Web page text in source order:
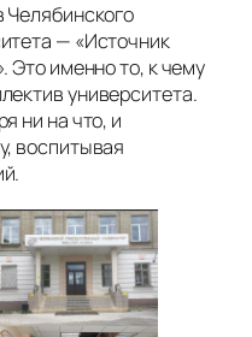
Челябинского
— «Источник
Это именно то, к чему
университета.
ни на что, и
воспитывая